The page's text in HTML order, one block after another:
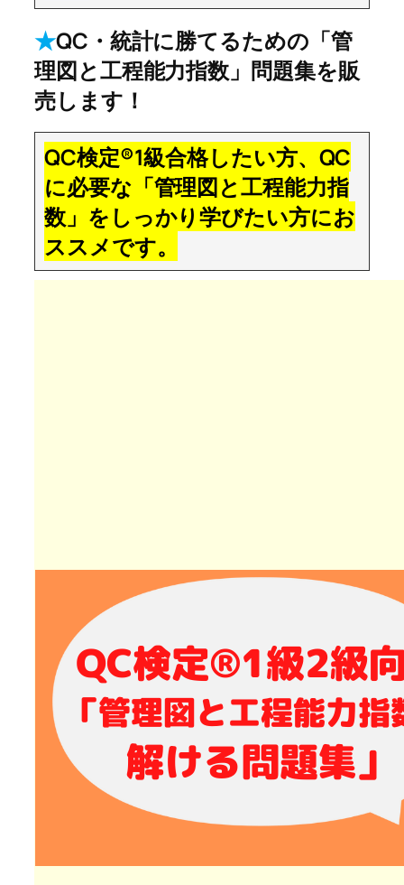
★QC・統計に勝てるための「管
理図と工程能力指数」問題集を販
売します！
QC検定®1級合格したい方、QC
に必要な「管理図と工程能力指
数」をしっかり学びたい方にお
ススメです。